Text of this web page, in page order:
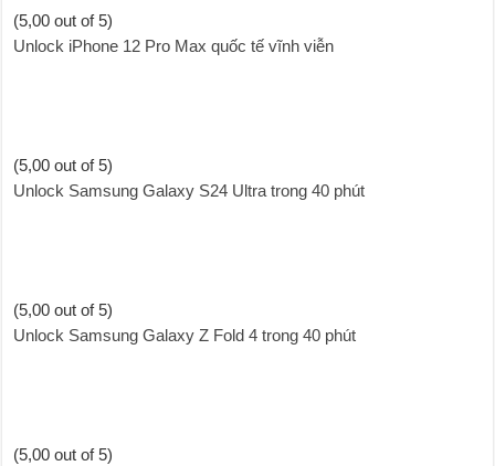
(5,00 out of 5)
Unlock iPhone 12 Pro Max quốc tế vĩnh viễn
(5,00 out of 5)
Unlock Samsung Galaxy S24 Ultra trong 40 phút
(5,00 out of 5)
Unlock Samsung Galaxy Z Fold 4 trong 40 phút
(5,00 out of 5)